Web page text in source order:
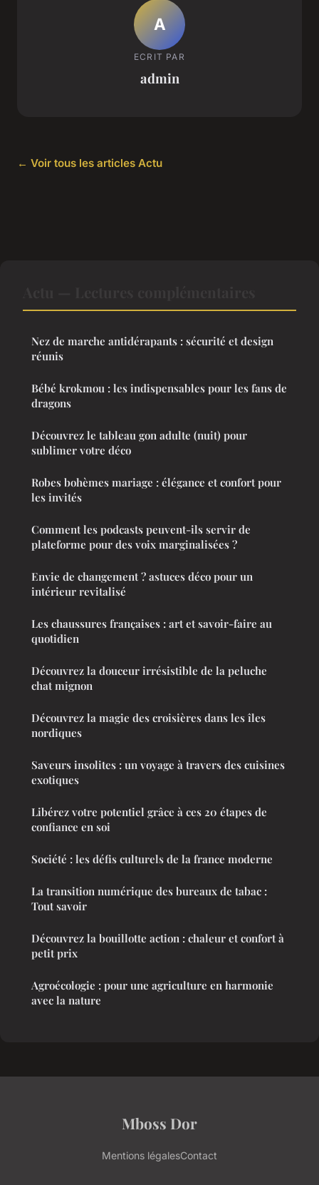
A
ECRIT PAR
admin
← Voir tous les articles Actu
Nez de marche antidérapants : sécurité et design
réunis
Bébé krokmou : les indispensables pour les fans de
dragons
Découvrez le tableau gon adulte (nuit) pour
sublimer votre déco
Robes bohèmes mariage : élégance et confort pour
les invités
Comment les podcasts peuvent-ils servir de
plateforme pour des voix marginalisées ?
Envie de changement ? astuces déco pour un
intérieur revitalisé
Les chaussures françaises : art et savoir-faire au
quotidien
Découvrez la douceur irrésistible de la peluche
chat mignon
Découvrez la magie des croisières dans les îles
nordiques
Saveurs insolites : un voyage à travers des cuisines
exotiques
Libérez votre potentiel grâce à ces 20 étapes de
confiance en soi
Société : les défis culturels de la france moderne
La transition numérique des bureaux de tabac :
Tout savoir
Découvrez la bouillotte action : chaleur et confort à
petit prix
Agroécologie : pour une agriculture en harmonie
avec la nature
Mboss Dor
Mentions légalesContact